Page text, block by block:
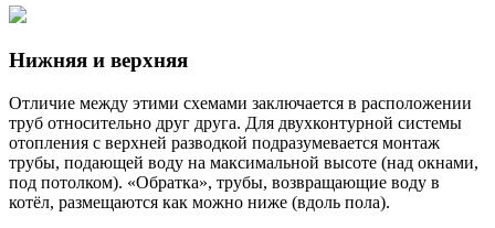
Нижняя и верхняя
Отличие между этими схемами заключается в расположении
труб относительно друг друга. Для двухконтурной системы
отопления с верхней разводкой подразумевается монтаж
трубы, подающей воду на максимальной высоте (над окнами,
под потолком). «Обратка», трубы, возвращающие воду в
котёл, размещаются как можно ниже (вдоль пола).